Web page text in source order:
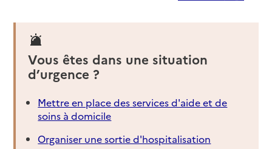
Vous êtes dans une situation
d’urgence ?
Mettre en place des services d'aide et de
soins à domicile
Organiser une sortie d'hospitalisation